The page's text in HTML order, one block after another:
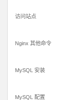
访问站点
Nginx 其他命令
MySQL 安装
MySQL 配置